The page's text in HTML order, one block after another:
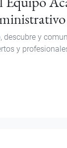
descubre y
y